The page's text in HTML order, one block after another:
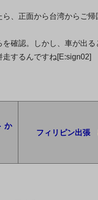
、正面から台湾からご帰
確認。しかし、車が出
するんですね[E:sign02]
か
フィリピン出張